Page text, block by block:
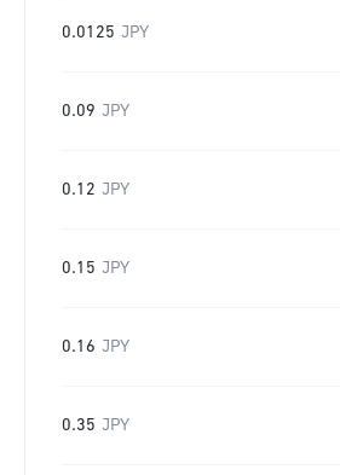
0.0125 JPY
0.09 JPY
0.12 JPY
0.15 JPY
0.16 JPY
0.35 JPY